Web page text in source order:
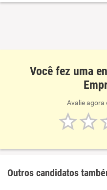
Você fez uma
Avalie agora
Outros candidatos